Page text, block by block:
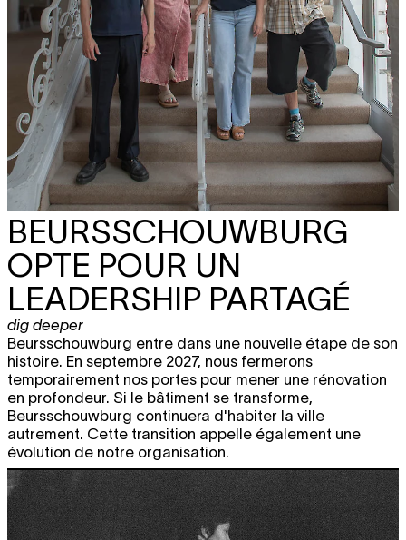
BEURSSCHOUWBURG
OPTE POUR UN
LEADERSHIP PARTAGÉ
dig deeper
Beursschouwburg entre dans une nouvelle étape de son
histoire. En septembre 2027, nous fermerons
temporairement nos portes pour mener une rénovation
en profondeur. Si le bâtiment se transforme,
Beursschouwburg continuera d'habiter la ville
autrement. Cette transition appelle également une
évolution de notre organisation.